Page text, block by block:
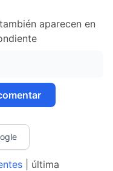
aparecen en
| última